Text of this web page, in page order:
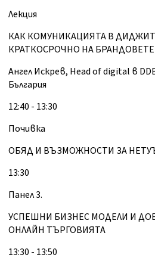
Лекция
КАК КОМУНИКАЦИЯТА В
КРАТКОСРОЧНО НА БРАНДОВЕТЕ
Ангел Искрев, Head of digital в
България
12:40 - 13:30
Почивка
ОБЯД И ВЪЗМОЖНОСТИ ЗА
13:30
Панел 3.
УСПЕШНИ БИЗНЕС МОДЕЛИ И
ОНЛАЙН ТЪРГОВИЯТА
13:30 - 13:50